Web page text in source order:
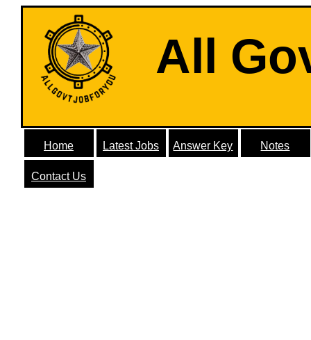
All
Home Latest Jobs Answer Key Notes
Contact Us